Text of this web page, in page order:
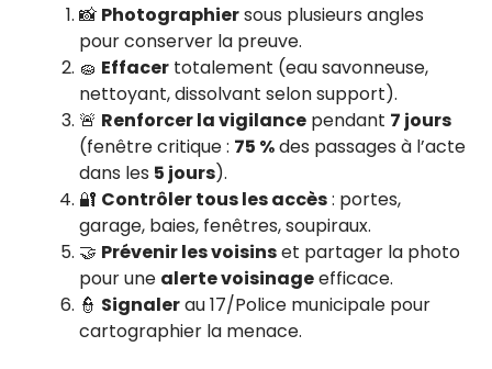
📸 Photographiersous plusieurs angles
pour conserver la preuve.
🧽 Effacer totalement (eau savonneuse,
nettoyant, dissolvant selon support).
🚨 Renforcer la vigilance pendant 7 jours
(fenêtre critique : 75 %des passages à l’acte
dans les 5 jours).
🔐 Contrôler tous les accès: portes,
garage, baies, fenêtres, soupiraux.
🤝 Prévenir les voisinset partager la photo
pour une alerte voisinageefficace.
👮 Signalerau 17/Police municipale pour
cartographier la menace.